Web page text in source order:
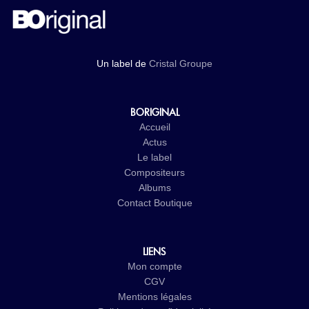
Un label de Cristal Groupe
BORIGINAL
Accueil
Actus
Le label
Compositeurs
Albums
Contact Boutique
LIENS
Mon compte
CGV
Mentions légales